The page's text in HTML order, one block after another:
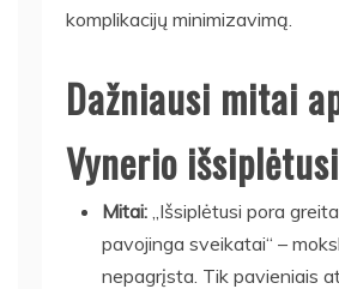
komplikacijų minimizavimą.
Dažniausi mitai
Vynerio
Mitai: „Išsiplėtusi pora
pavojinga sveikatai“ –
nepagrįsta. Tik pavieniais